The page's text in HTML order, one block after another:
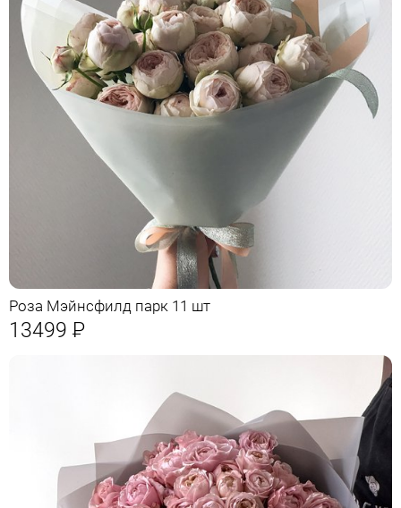
Роза Мэйнсфилд парк 11 шт
13499 Р